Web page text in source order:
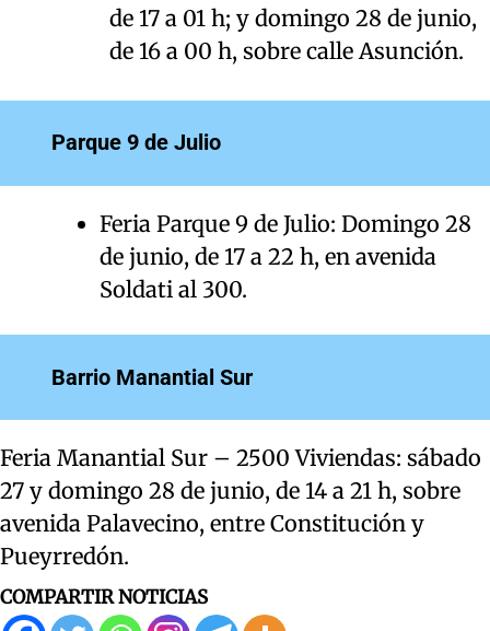
de 17 a 01 h; y domingo 28 de junio,
de 16 a 00 h, sobre calle Asunción.
Parque 9 de Julio
Feria Parque 9 de Julio: Domingo 28
de junio, de 17 a 22 h, en avenida
Soldati al 300.
Barrio Manantial Sur
Feria Manantial Sur – 2500 Viviendas: sábado
27 y domingo 28 de junio, de 14 a 21 h, sobre
avenida Palavecino, entre Constitución y
Pueyrredón.
COMPARTIR NOTICIAS